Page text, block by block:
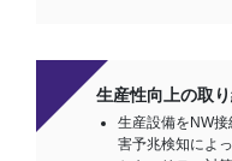
生産性向上の取
生産設備をNW
害予兆検知によ